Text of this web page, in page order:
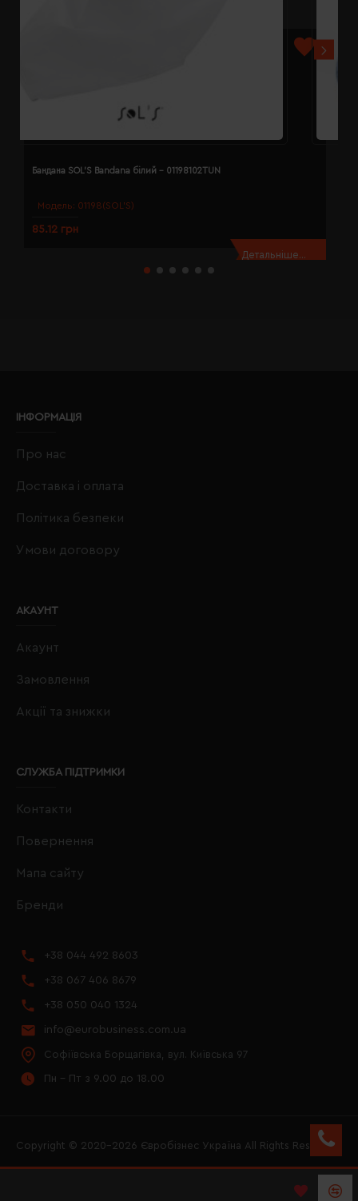
Модель: 01198(SOL’S)
Бандана SOL'S Bandana білий - 01198102TUN
85.12 грн
Детальніше...
ІНФОРМАЦІЯ
Про нас
Доставка і оплата
Політика безпеки
Умови договору
АКАУНТ
Акаунт
Замовлення
Акції та знижки
СЛУЖБА ПІДТРИМКИ
Контакти
Повернення
Мапа сайту
Бренди
+38 044 492 8603
+38 067 406 8679
+38 050 040 1324
info@eurobusiness.com.ua
Софіївська Борщагівка, вул. Київська 97
Пн - Пт з 9.00 до 18.00
Copyright © 2020–2026 Євробізнес Україна All Rights Reserved